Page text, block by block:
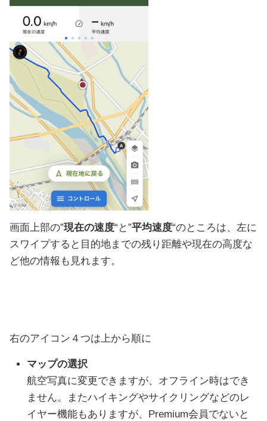
画面上部の”現在の速度“と”平均速度“のところは、左に
スワイプすると目的地までの残り距離や現在の高度な
ど他の情報も見れます。
右のアイコン４つは上から順に
マップの選択
航空写真に変更できますが、オフライン時はでき
ません。またハイキングやサイクリングなどのレ
イヤー機能もありますが、Premium会員でないと